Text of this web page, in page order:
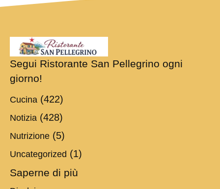
Segui Ristorante San Pellegrino ogni
giorno!
Cucina (422)
Notizia (428)
Nutrizione (5)
Uncategorized (1)
Saperne di più